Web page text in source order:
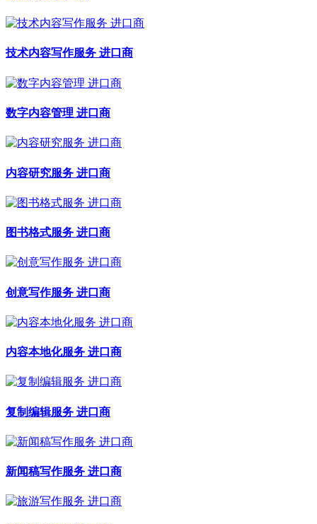
技术内容写作服务 进口商
数字内容管理 进口商
内容研究服务 进口商
图书格式服务 进口商
创意写作服务 进口商
内容本地化服务 进口商
复制编辑服务 进口商
新闻稿写作服务 进口商